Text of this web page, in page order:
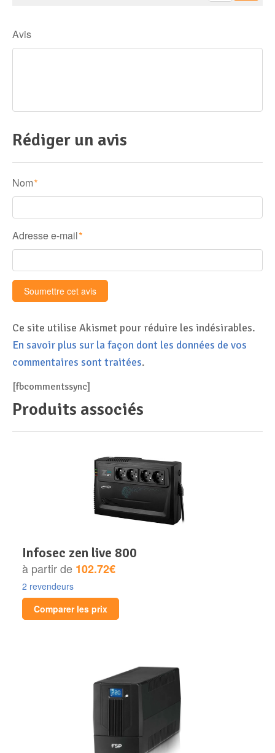
Avis
Rédiger un avis
Nom *
Adresse e-mail *
Ce site utilise Akismet pour réduire les indésirables.
En savoir plus sur la façon dont les données de vos
commentaires sont traitées.
[fbcommentssync]
Produits associés
infosec zen live 800
à partir de 102.72€
2 revendeurs
Comparer les prix